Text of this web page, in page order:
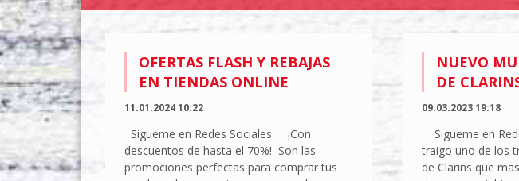
OFERTAS FLASH Y REBAJAS
EN TIENDAS ONLINE
11.01.2024 10:22
Sigueme en Redes Sociales ¡Con
descuentos de hasta el 70%! Son las
promociones perfectas para comprar tus
NUEVO
DE
09.03.2023 19:18
Sigueme en
traigo uno de los
de Clarins que